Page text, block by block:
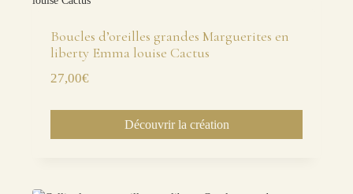
Boucles d’oreilles grandes Marguerites en
liberty Emma louise Cactus
27,00€
Découvrir la création